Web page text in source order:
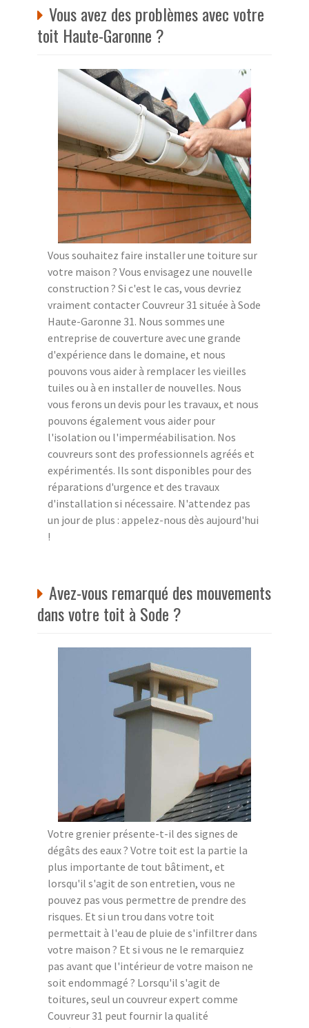
Vous avez des problèmes avec votre
toit Haute-Garonne ?
Vous souhaitez faire installer une toiture sur
votre maison ? Vous envisagez une nouvelle
construction ? Si c'est le cas, vous devriez
vraiment contacter Couvreur 31 située à Sode
Haute-Garonne 31. Nous sommes une
entreprise de couverture avec une grande
d'expérience dans le domaine, et nous
pouvons vous aider à remplacer les vieilles
tuiles ou à en installer de nouvelles. Nous
vous ferons un devis pour les travaux, et nous
pouvons également vous aider pour
l'isolation ou l'imperméabilisation. Nos
couvreurs sont des professionnels agréés et
expérimentés. Ils sont disponibles pour des
réparations d'urgence et des travaux
d'installation si nécessaire. N'attendez pas
un jour de plus : appelez-nous dès aujourd'hui
!
Avez-vous remarqué des mouvements
dans votre toit à Sode ?
Votre grenier présente-t-il des signes de
dégâts des eaux ? Votre toit est la partie la
plus importante de tout bâtiment, et
lorsqu'il s'agit de son entretien, vous ne
pouvez pas vous permettre de prendre des
risques. Et si un trou dans votre toit
permettait à l'eau de pluie de s'infiltrer dans
votre maison ? Et si vous ne le remarquiez
pas avant que l'intérieur de votre maison ne
soit endommagé ? Lorsqu'il s'agit de
toitures, seul un couvreur expert comme
Couvreur 31 peut fournir la qualité